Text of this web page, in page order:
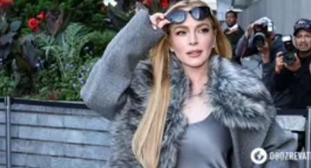
Polityka
Społeczeństwo
Wojna na Ukrainie
Świat